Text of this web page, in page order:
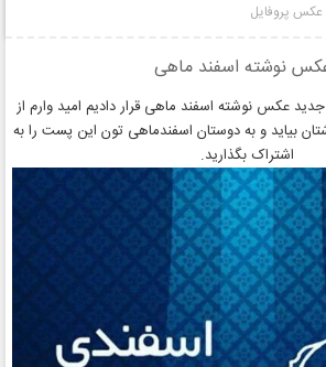
عکس پروفایل
نوشته اسفند ماهی
عکس نوشته اسفند ماهی قرار دادیم امید وارم از
بیاید و به دوستان اسفندماهی تون این پست را به
اشتراک بگذارید.